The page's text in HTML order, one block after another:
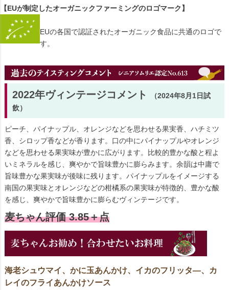
【EUが制定したオーガニックファーミングのロゴマーク】
EUの各国で認証されたオーガニック食品に共通のロゴで
す。
2022年ヴィンテージコメント
（2024年8月1日試
飲）
ピーチ、パイナップル、オレンジなどを思わせる果実香、ハチミツ
香、シロップ香などが香ります。口の中にパイナップルやオレンジ
などを思わせる果実味が豊かに広がります。比較的豊かな酸と程よ
いミネラルを感じ、爽やかで旨味豊かに膨らみます。余韻は中庸で
旨味豊かな果実味が後味に残ります。パイナップルをイメージする
南国の果実味とオレンジなどの柑橘系の果実味が特徴的、豊かな酸
を感じ、爽やかで旨味豊かに膨らむヴィンテージです。
麦ちゃん評価 3.85＋点
海老シュウマイ、かに玉あんかけ、イカのフリッタ―、カ
レイのフライあんかけソース